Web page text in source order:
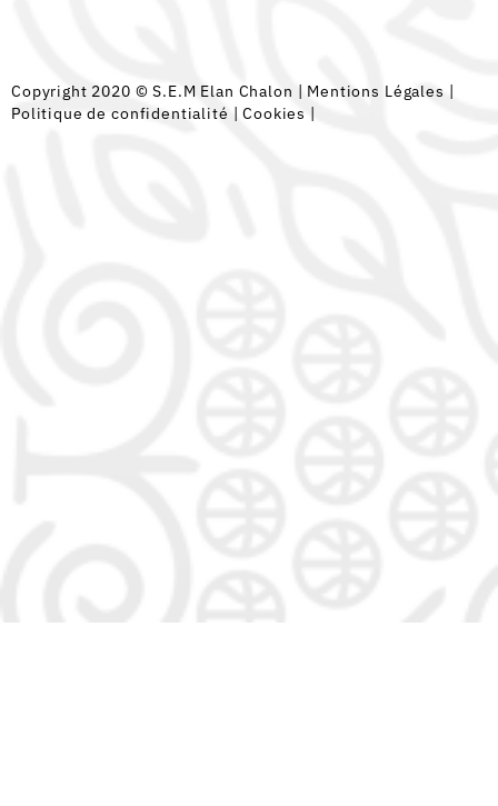
Copyright 2020 © S.E.M Elan Chalon | Mentions Légales |
Politique de confidentialité |Cookies |